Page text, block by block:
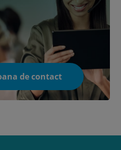
de contact